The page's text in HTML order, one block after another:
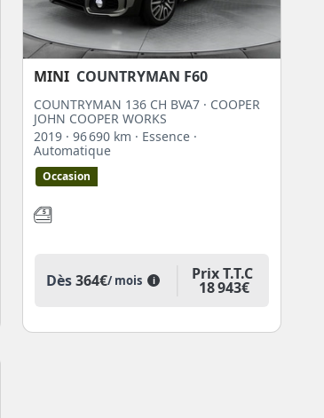
MINI COUNTRYMAN F60
COUNTRYMAN 136 CH BVA7 · COOPER
JOHN COOPER WORKS
2019 · 96 690 km · Essence ·
Automatique
Occasion
Dès364€/ mois i Prix T.T.C
18 943€